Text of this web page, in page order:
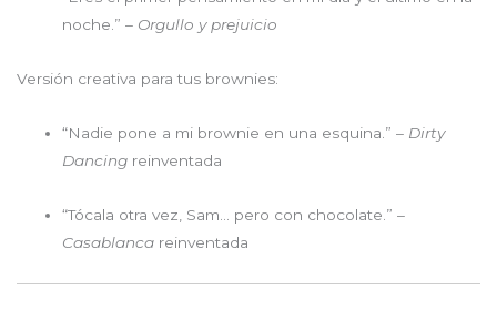
noche.” – Orgullo y prejuicio
Versión creativa para tus brownies:
“Nadie pone a mi brownie en una esquina.” – Dirty
Dancing reinventada
“Tócala otra vez, Sam… pero con chocolate.” –
Casablanca reinventada